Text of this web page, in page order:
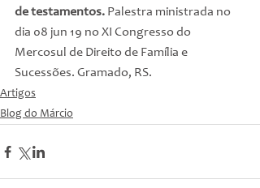
de testamentos. Palestra ministrada no
dia 08 jun 19 no XI Congresso do
Mercosul de Direito de Família e
Sucessões. Gramado, RS.
Artigos
Blog do Márcio